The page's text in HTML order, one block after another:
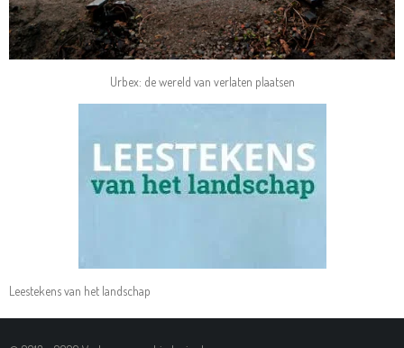
Urbex: de wereld van verlaten plaatsen
Leestekens van het landschap